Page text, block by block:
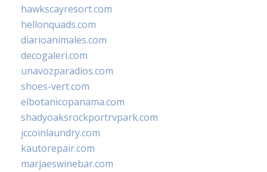
hawkscayresort.com
hellonquads.com
diarioanimales.com
decogaleri.com
unavozparadios.com
shoes-vert.com
elbotanicopanama.com
shadyoaksrockportrvpark.com
jccoinlaundry.com
kautorepair.com
marjaeswinebar.com